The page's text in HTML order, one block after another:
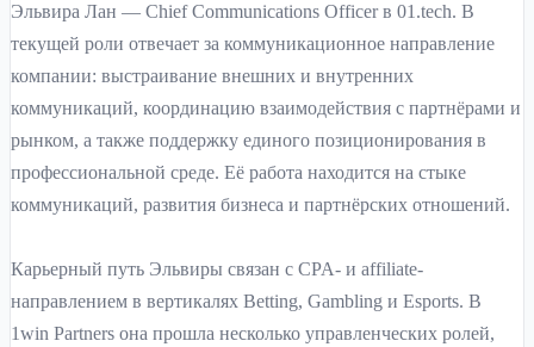
Эльвира Лан — Chief Communications Officer в 01.tech. В
текущей роли отвечает за коммуникационное направление
компании: выстраивание внешних и внутренних
коммуникаций, координацию взаимодействия с партнёрами и
рынком, а также поддержку единого позиционирования в
профессиональной среде. Её работа находится на стыке
коммуникаций, развития бизнеса и партнёрских отношений.
Карьерный путь Эльвиры связан с CPA- и affiliate-
направлением в вертикалях Betting, Gambling и Esports. В
1win Partners она прошла несколько управленческих ролей,